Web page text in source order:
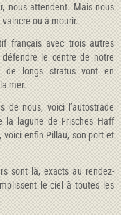
nous attendent. Mais nous
ou à mourir.
français avec trois autres
le centre de notre
de longs stratus vont en
mer.
de nous, voici l’autostrade
la lagune de Frisches Haff
voici enfin Pillau, son port et
sont là, exacts au rendez-
le ciel à toutes les